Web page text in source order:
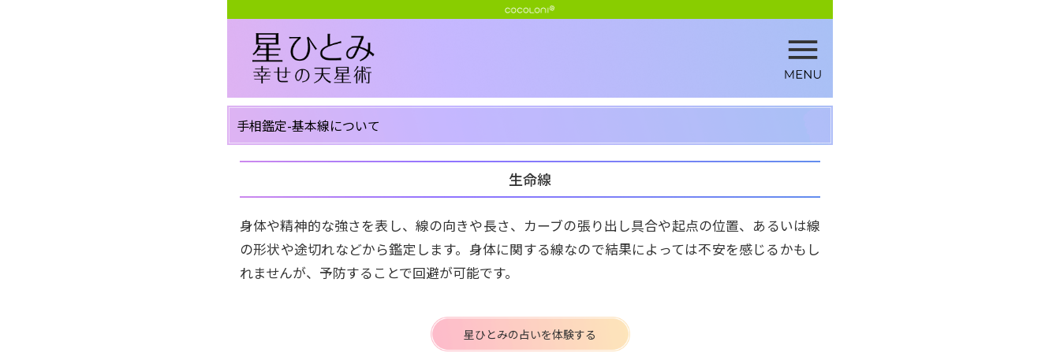
手相鑑定-基本線について
生命線
身体や精神的な強さを表し、線の向きや長さ、カーブの張り出し具合や起点の位置、あるいは線
の形状や途切れなどから鑑定します。身体に関する線なので結果によっては不安を感じるかもし
れませんが、予防することで回避が可能です。
星ひとみの占いを体験する